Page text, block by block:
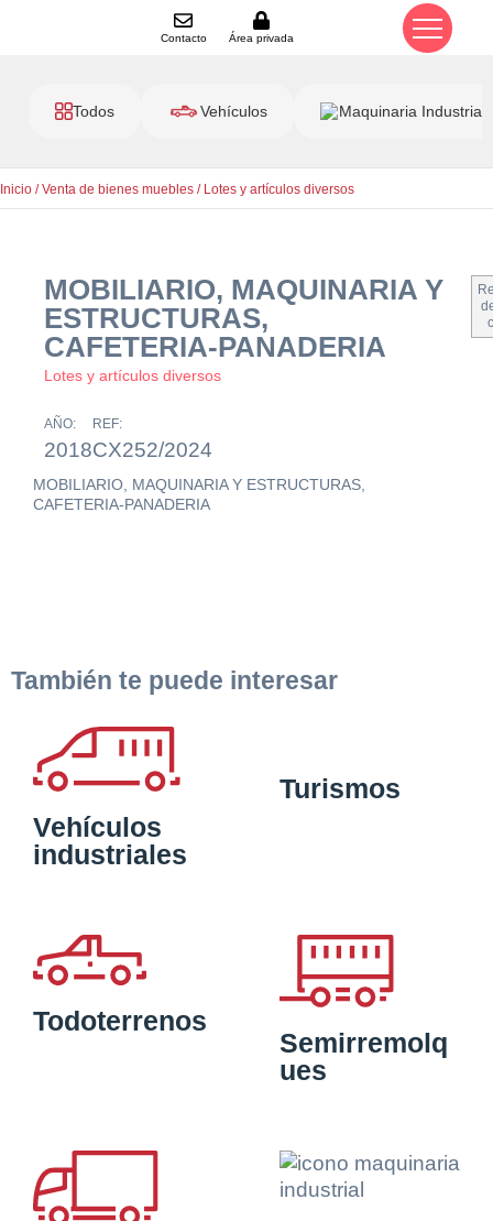
Contacto Área privada
Todos Vehículos Maquinaria Industrial
Inicio /Venta de bienes muebles / Lotes y artículos diversos
MOBILIARIO, MAQUINARIA Y
ESTRUCTURAS,
CAFETERIA-PANADERIA
Lotes y artículos diversos
AÑO:
2018
REF:
CX252/2024
MOBILIARIO, MAQUINARIA Y ESTRUCTURAS,
CAFETERIA-PANADERIA
También te puede interesar
Vehículos
industriales
Turismos
Todoterrenos
Semirremolq
ues